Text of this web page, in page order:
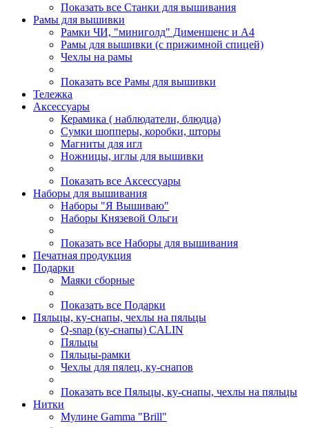
Показать все Станки для вышивания
Рамы для вышивки
Рамки ЧИ, "миниголд" Дименшенс и А4
Рамы для вышивки (с прижимной спицей)
Чехлы на рамы
Показать все Рамы для вышивки
Тележка
Аксессуары
Керамика ( наблюдатели, блюдца)
Сумки шопперы, коробки, шторы
Магниты для игл
Ножницы, иглы для вышивки
Показать все Аксессуары
Наборы для вышивания
Наборы "Я Вышиваю"
Наборы Князевой Ольги
Показать все Наборы для вышивания
Печатная продукция
Подарки
Маяки сборные
Показать все Подарки
Пяльцы, ку-снапы, чехлы на пяльцы
Q-snap (ку-снапы) CALIN
Пяльцы
Пяльцы-рамки
Чехлы для пялец, ку-снапов
Показать все Пяльцы, ку-снапы, чехлы на пяльцы
Нитки
Мулине Gamma "Brill"